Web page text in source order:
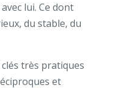
lui. Ce dont
du stable, du
très pratiques
et